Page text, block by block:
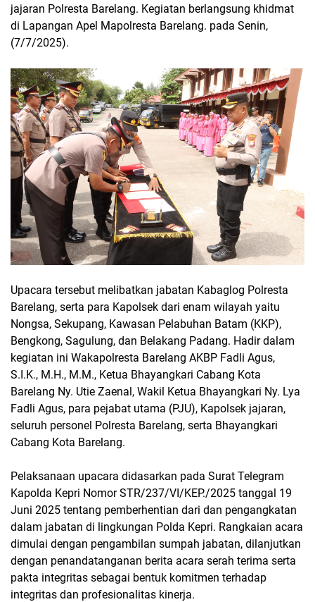
jajaran Polresta Barelang. Kegiatan berlangsung khidmat
di Lapangan Apel Mapolresta Barelang. pada Senin,
(7/7/2025).
Upacara tersebut melibatkan jabatan Kabaglog Polresta
Barelang, serta para Kapolsek dari enam wilayah yaitu
Nongsa, Sekupang, Kawasan Pelabuhan Batam (KKP),
Bengkong, Sagulung, dan Belakang Padang. Hadir dalam
kegiatan ini Wakapolresta Barelang AKBP Fadli Agus,
S.I.K., M.H., M.M., Ketua Bhayangkari Cabang Kota
Barelang Ny. Utie Zaenal, Wakil Ketua Bhayangkari Ny. Lya
Fadli Agus, para pejabat utama (PJU), Kapolsek jajaran,
seluruh personel Polresta Barelang, serta Bhayangkari
Cabang Kota Barelang.
Pelaksanaan upacara didasarkan pada Surat Telegram
Kapolda Kepri Nomor STR/237/VI/KEP./2025 tanggal 19
Juni 2025 tentang pemberhentian dari dan pengangkatan
dalam jabatan di lingkungan Polda Kepri. Rangkaian acara
dimulai dengan pengambilan sumpah jabatan, dilanjutkan
dengan penandatanganan berita acara serah terima serta
pakta integritas sebagai bentuk komitmen terhadap
integritas dan profesionalitas kinerja.